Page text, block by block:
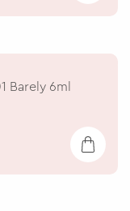
Barely 6ml